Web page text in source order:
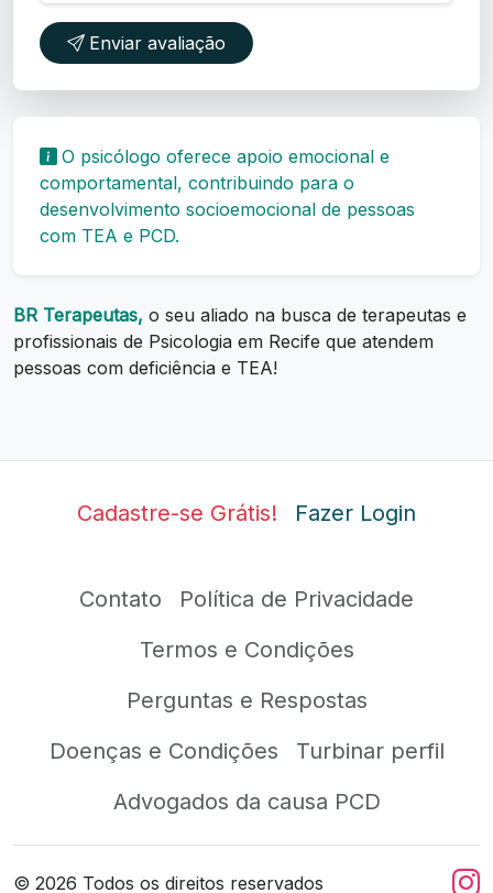
Enviar avaliação
O psicólogo oferece apoio emocional e
comportamental, contribuindo para o
desenvolvimento socioemocional de pessoas
com TEA e PCD.
BR Terapeutas, o seu aliado na busca de terapeutas e
profissionais de Psicologia em Recife que atendem
pessoas com deficiência e TEA!
Cadastre-se Grátis! Fazer Login
Contato
Política de Privacidade
Termos e Condições
Perguntas e Respostas
Doenças e Condições
Turbinar perfil
Advogados da causa PCD
© 2026 Todos os direitos reservados